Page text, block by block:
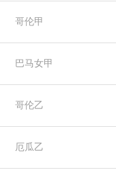
哥伦甲
巴马女甲
哥伦乙
厄瓜乙